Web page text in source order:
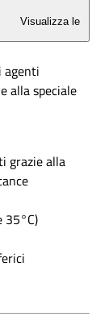
Visualizza le
agenti
alla speciale
grazie alla
35°C)